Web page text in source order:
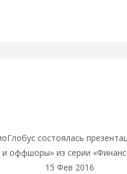
состоялась
оффшоры» из серии
15 Фев 2016